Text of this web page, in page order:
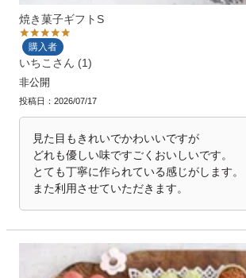
焼き菓子ギフトS
購入者
いちこ 1
非公開
投稿日 2026/07/17
見た目もきれいでかわいいですが
どれも優しい味ですごくおいしいです。
とても丁寧に作られている感じがします。
また利用させていただきます。